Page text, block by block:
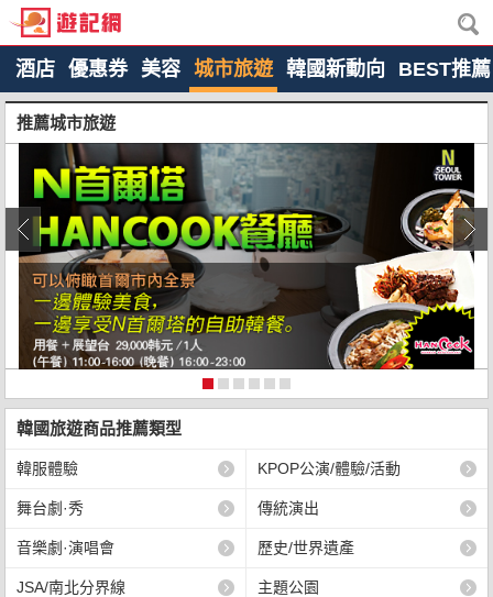
酒店 優惠券 美容 城市旅遊 韓國新動向 BEST推薦
推薦城市旅遊
韓國旅遊商品推薦類型
韓服體驗 KPOP公演/體驗/活動
舞台劇·秀 傳統演出
音樂劇·演唱會 歷史/世界遺產
JSA/南北分界線 主題公園